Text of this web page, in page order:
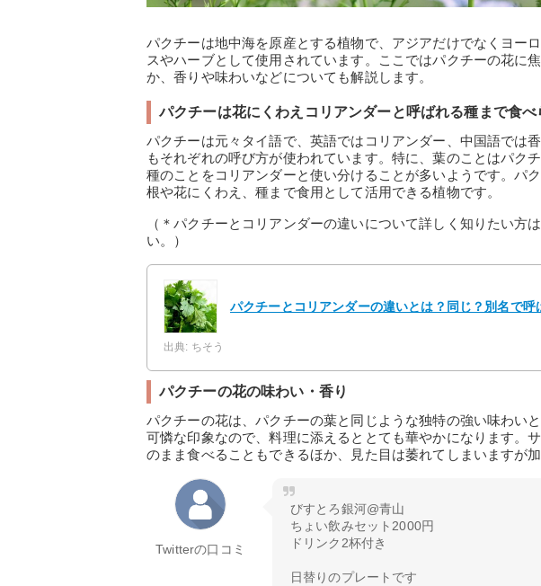
パクチーは地中海を原産とする植物で、アジアだけでなくヨー
スやハーブとして使用されています。ここではパクチーの花に
か、香りや味わいなどについても解説します。
パクチーは花にくわえコリアンダーと呼ばれる種まで食べ
パクチーは元々タイ語で、英語ではコリアンダー、中国語では
もそれぞれの呼び方が使われています。特に、葉のことはパク
種のことをコリアンダーと使い分けることが多いようです。パ
根や花にくわえ、種まで食用として活用できる植物です。
（＊パクチーとコリアンダーの違いについて詳しく知りたい方
い。）
パクチーとコリアンダーの違いとは？同じ？別名で呼
出典: ちそう
パクチーの花の味わい・香り
パクチーの花は、パクチーの葉と同じような独特の強い味わい
可憐な印象なので、料理に添えるととても華やかになります。
のまま食べることもできるほか、見た目は萎れてしまいますが
Twitterの口コミ
びすとろ銀河@青山
ちょい飲みセット2000円
ドリンク2杯付き
日替りのプレートです